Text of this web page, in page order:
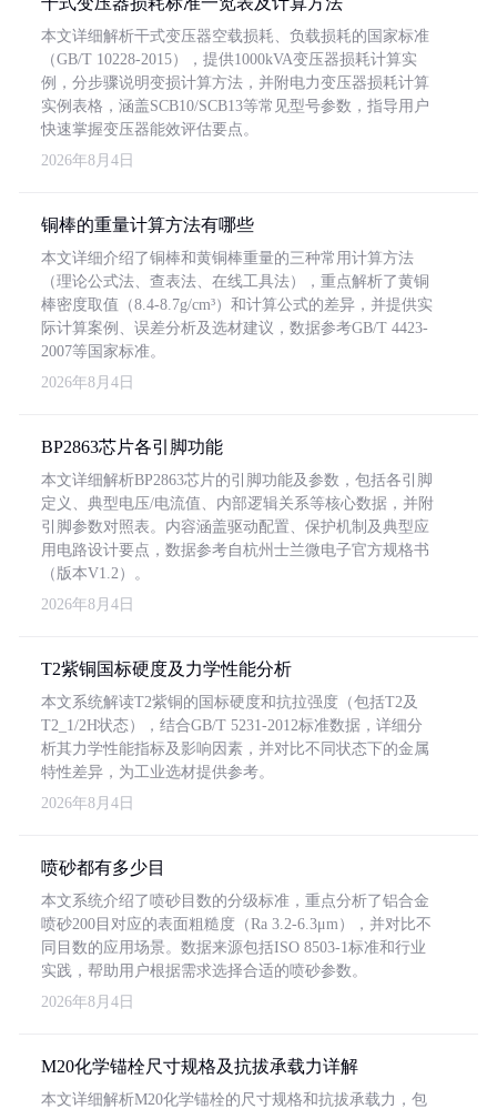
本文详细解析干式变压器空载损耗、负载损耗的国家标准
（GB/T 10228-2015），提供1000kVA变压器损耗计算实
例，分步骤说明变损计算方法，并附电力变压器损耗计算
实例表格，涵盖SCB10/SCB13等常见型号参数，指导用户
快速掌握变压器能效评估要点。
2026年8月4日
铜棒的重量计算方法有哪些
本文详细介绍了铜棒和黄铜棒重量的三种常用计算方法
（理论公式法、查表法、在线工具法），重点解析了黄铜
棒密度取值（8.4-8.7g/cm³）和计算公式的差异，并提供实
际计算案例、误差分析及选材建议，数据参考GB/T 4423-
2007等国家标准。
2026年8月4日
BP2863芯片各引脚功能
本文详细解析BP2863芯片的引脚功能及参数，包括各引脚
定义、典型电压/电流值、内部逻辑关系等核心数据，并附
引脚参数对照表。内容涵盖驱动配置、保护机制及典型应
用电路设计要点，数据参考自杭州士兰微电子官方规格书
（版本V1.2）。
2026年8月4日
T2紫铜国标硬度及力学性能分析
本文系统解读T2紫铜的国标硬度和抗拉强度（包括T2及
T2_1/2H状态），结合GB/T 5231-2012标准数据，详细分
析其力学性能指标及影响因素，并对比不同状态下的金属
特性差异，为工业选材提供参考。
2026年8月4日
喷砂都有多少目
本文系统介绍了喷砂目数的分级标准，重点分析了铝合金
喷砂200目对应的表面粗糙度（Ra 3.2-6.3μm），并对比不
同目数的应用场景。数据来源包括ISO 8503-1标准和行业
实践，帮助用户根据需求选择合适的喷砂参数。
2026年8月4日
M20化学锚栓尺寸规格及抗拔承载力详解
本文详细解析M20化学锚栓的尺寸规格和抗拔承载力，包